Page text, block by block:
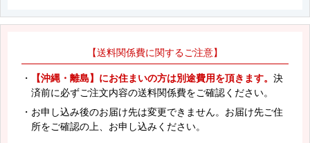
【送料関係費に関するご注意】
・ 【沖縄・離島】にお住まいの方は別途費用を頂きます。 決
済前に必ずご注文内容の送料関係費をご確認ください。
・お申し込み後のお届け先は変更できません。お届け先ご住
所をご確認の上、お申し込みください。